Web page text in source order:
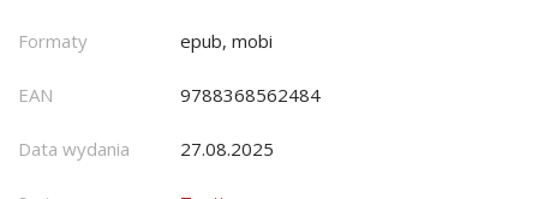
Formaty epub, mobi
EAN 9788368562484
Data wydania 27.08.2025